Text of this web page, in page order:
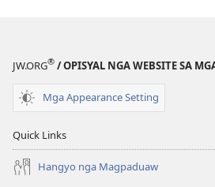
JW.ORG® / OPISYAL NGA WEBSITE SA
Mga Appearance Setting
Quick Links
Hangyo nga Magpaduaw